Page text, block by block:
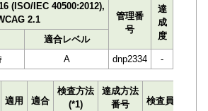
(ISO/IEC 40500:2012),
2.1
管理番
号
達
成
度
適合レベル
A dnp2334 -
適用 適合
検査方法
(*1)
達成方法
番号
検査員